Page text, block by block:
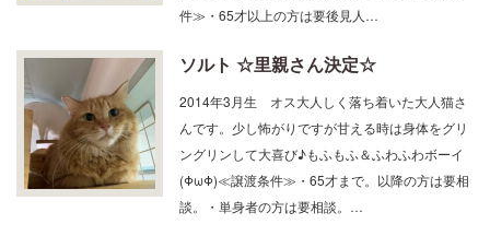
件≫・65才以上の方は要後見人…
ソルト ☆里親さん決定☆
2014年3月生 オス大人しく落ち着いた大人猫さ
んです。少し怖がりですが甘える時は身体をグリ
ングリンして大喜び♪もふもふ＆ふわふわボーイ
(ΦωΦ)≪譲渡条件≫・65才まで。以降の方は要相
談。・単身者の方は要相談。…